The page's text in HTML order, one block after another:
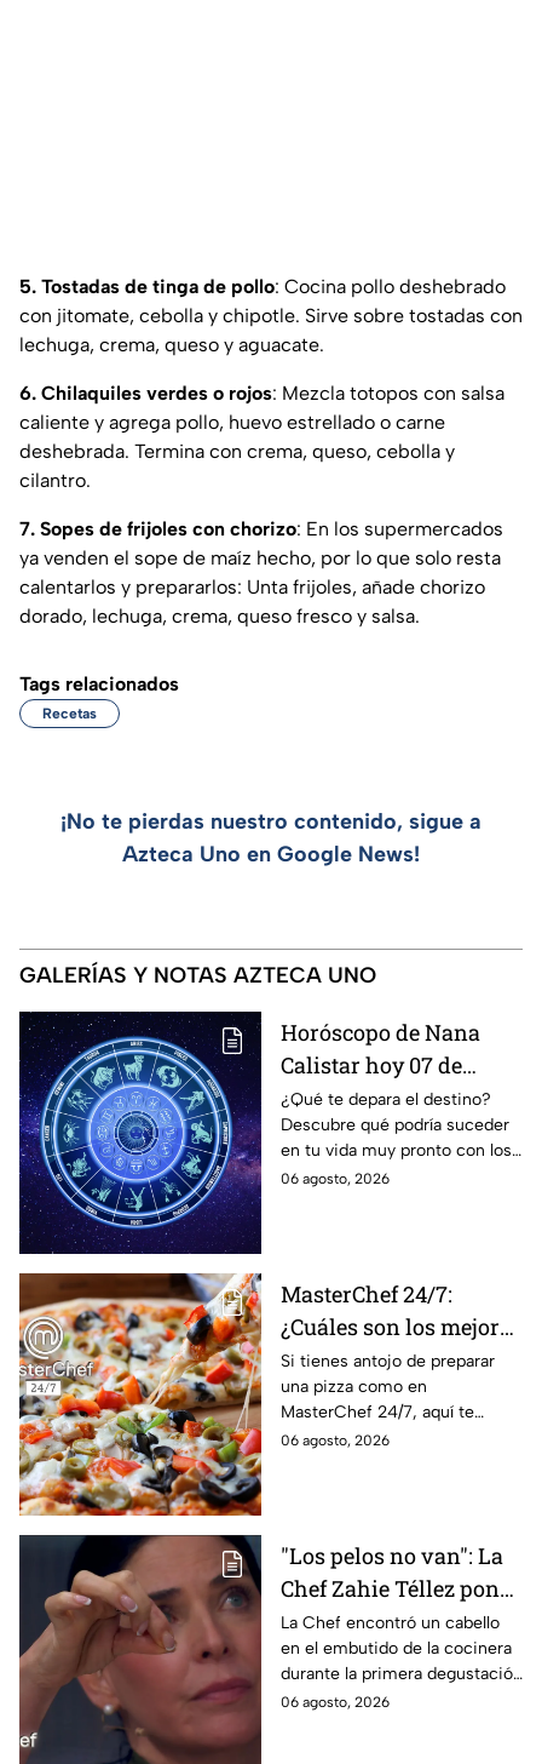
5. Tostadas de tinga de pollo: Cocina pollo deshebrado
con jitomate, cebolla y chipotle. Sirve sobre tostadas con
lechuga, crema, queso y aguacate.
6. Chilaquiles verdes o rojos: Mezcla totopos con salsa
caliente y agrega pollo, huevo estrellado o carne
deshebrada. Termina con crema, queso, cebolla y
cilantro.
7. Sopes de frijoles con chorizo: En los supermercados
ya venden el sope de maíz hecho, por lo que solo resta
calentarlos y prepararlos: Unta frijoles, añade chorizo
dorado, lechuga, crema, queso fresco y salsa.
Tags relacionados
Recetas
¡No te pierdas nuestro contenido, sigue a
Azteca Uno en Google News!
GALERÍAS Y NOTAS AZTECA UNO
Horóscopo de Nana
Calistar hoy 07 de
agosto; estos signos
podrían dejar de estar
solteros más pronto de
lo que imaginan y
¿Qué te depara el destino?
Descubre qué podría suceder
en tu vida muy pronto con los
horóscopos de Nana Calistar;
06 agosto, 2026
MasterChef 24/7:
¿Cuáles son los mejores
quesos para preparar
pizza en casa?
Si tienes antojo de preparar
una pizza como en
MasterChef 24/7, aquí te
contamos todo lo que debes
06 agosto, 2026
"Los pelos no van": La
Chef Zahie Téllez pone
en evidencia a Carmen
en la gala de mandiles
negros de MasterChef
24/7
La Chef encontró un cabello
en el embutido de la cocinera
durante la primera degustación
de la noche
06 agosto, 2026